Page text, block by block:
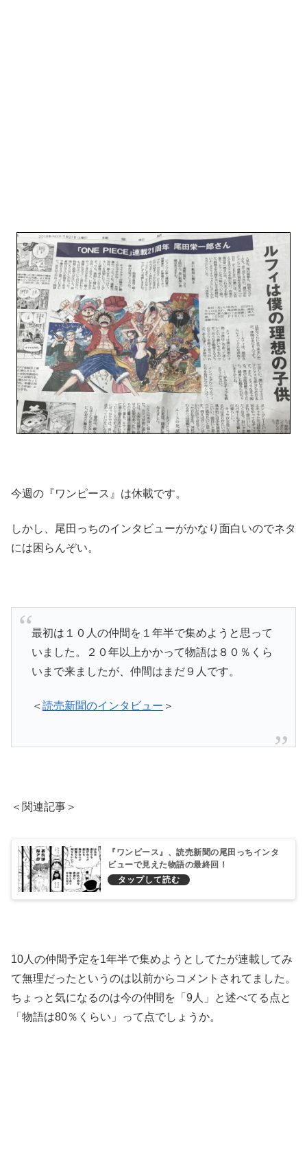
今週の『ワンピース』は休載です。
しかし、尾田っちのインタビューがかなり面白いのでネタ
には困らんぞい。
最初は１０人の仲間を１年半で集めようと思って
いました。２０年以上かかって物語は８０％くら
いまで来ましたが、仲間はまだ９人です。
＜ 読売新聞のインタビュー ＞
＜関連記事＞
『ワンピース』、読売新聞の尾田っちインタ
ビューで見えた物語の最終回！
10人の仲間予定を1年半で集めようとしてたが連載してみ
て無理だったというのは以前からコメントされてました。
ちょっと気になるのは今の仲間を「9人」と述べてる点と
「物語は80％くらい」って点でしょうか。